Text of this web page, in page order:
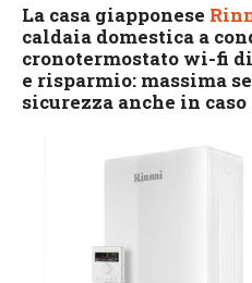
La casa giapponese
caldaia domestica a
cronotermostato wi-fi
e risparmio: massima
sicurezza anche in